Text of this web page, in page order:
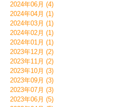
2024年06月 (4)
2024年04月 (1)
2024年03月 (1)
2024年02月 (1)
2024年01月 (1)
2023年12月 (2)
2023年11月 (2)
2023年10月 (3)
2023年09月 (3)
2023年07月 (3)
2023年06月 (5)